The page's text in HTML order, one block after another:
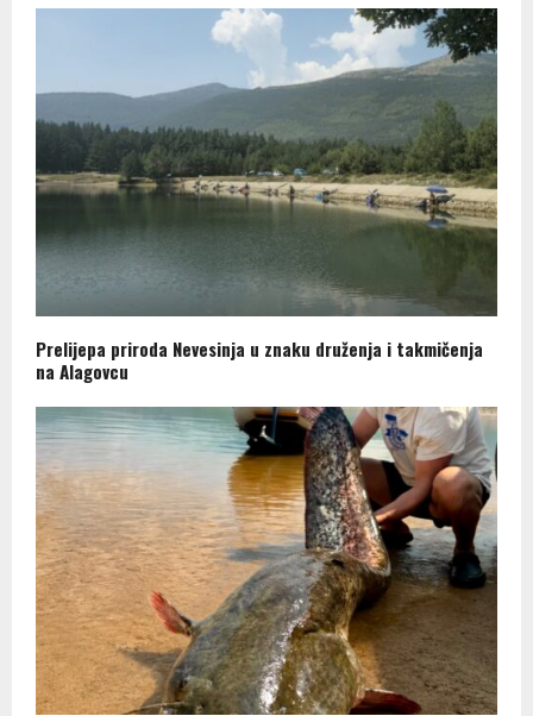
Prelijepa priroda Nevesinja u znaku druženja i takmičenja
na Alagovcu